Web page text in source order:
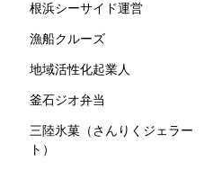
根浜シーサイド運営
漁船クルーズ
地域活性化起業人
釜石ジオ弁当
三陸氷菓（さんりくジェラー
ト）